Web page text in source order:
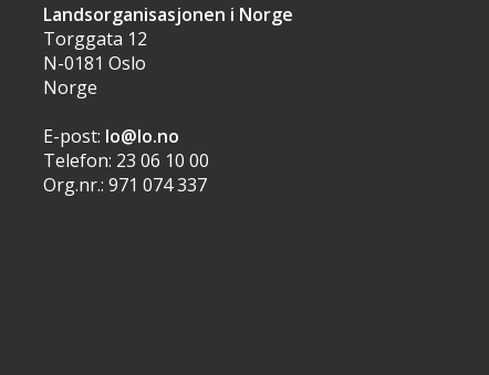
Landsorganisasjonen i Norge
Torggata 12
N-0181 Oslo
Norge
E-post: lo@lo.no
Telefon: 23 06 10 00
Org.nr.: 971 074 337